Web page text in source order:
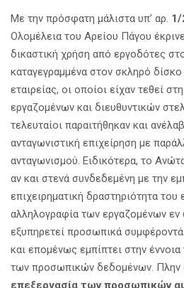
Με την πρόσφατη μάλιστα υπ’ αρ. 1/
Ολομέλεια του Αρείου Πάγου έκρινε
δικαστική χρήση από εργοδότες
καταγεγραμμένα στον σκληρό
εταιρείας, οι οποίοι είχαν τεθεί
εργαζομένων και διευθυντικών
τελευταίοι παραιτήθηκαν και
ανταγωνιστική επιχείρηση με
ανταγωνισμού. Ειδικότερα, το
αν και στενά συνδεδεμένη με την
επιχειρηματική δραστηριότητα του
αλληλογραφία των εργαζομένων εν
εξυπηρετεί προσωπικά
και επομένως εμπίπτει στην
των προσωπικών δεδομένων. Πλην
επεξεργασία των προσωπικών